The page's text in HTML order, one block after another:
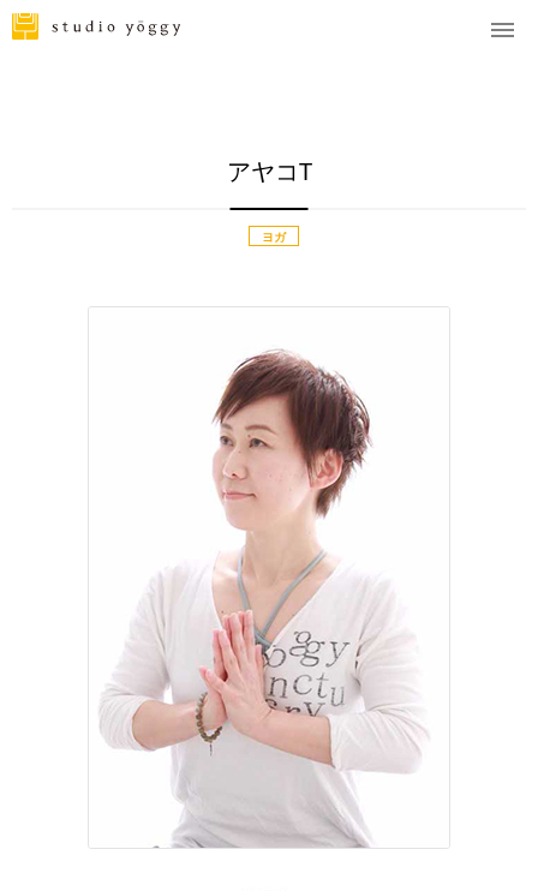
アヤコT
ヨガ